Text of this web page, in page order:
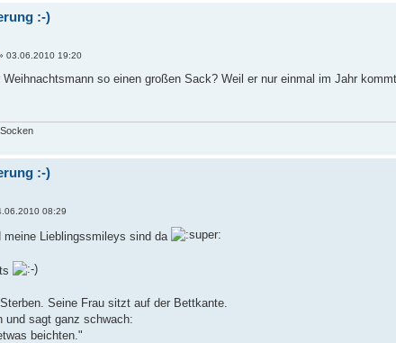
:-)
03.06.2010 19:20
Weihnachtsmann so einen großen Sack? Weil er nur einmal im Jahr
:-)
08:29
meine Lieblingssmileys sind da
Seine Frau sitzt auf der Bettkante.
und sagt ganz schwach:
beichten."